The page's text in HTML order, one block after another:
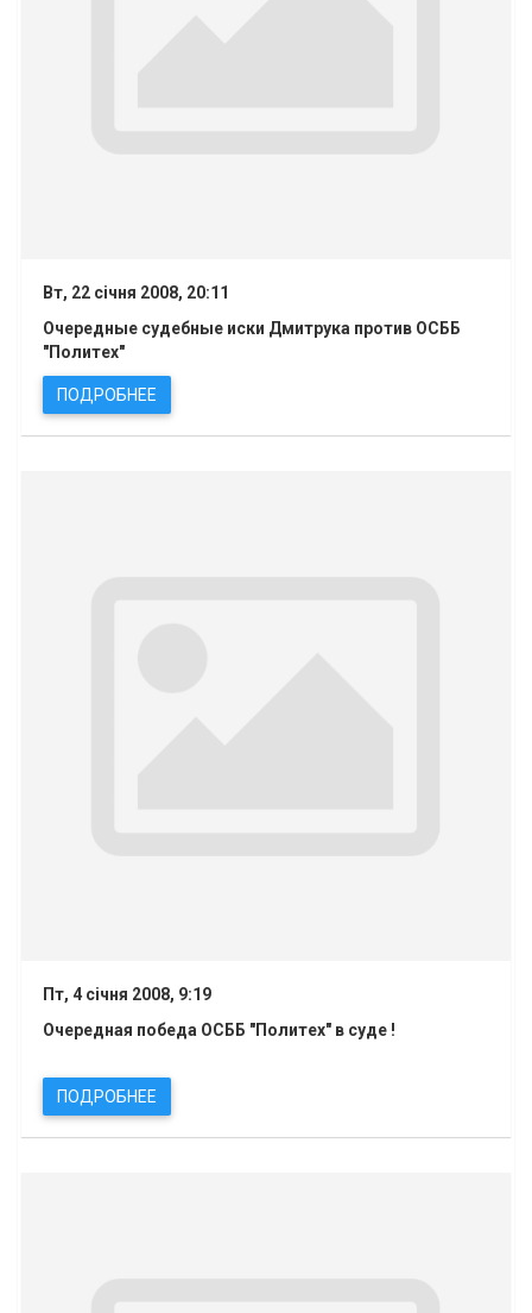
Вт, 22 січня 2008, 20:11
Очередные судебные иски Дмитрука против ОСББ
"Политех"
ПОДРОБНЕЕ
Пт, 4 січня 2008, 9:19
Очередная победа ОСББ "Политех" в суде !
ПОДРОБНЕЕ